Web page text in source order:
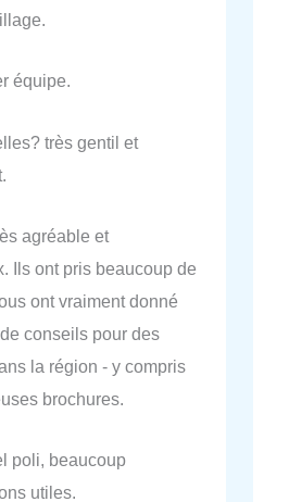
équipe.
très gentil et
agréable et
Ils ont pris beaucoup de
ont vraiment donné
conseils pour des
la région - y compris
brochures.
poli, beaucoup
utiles.